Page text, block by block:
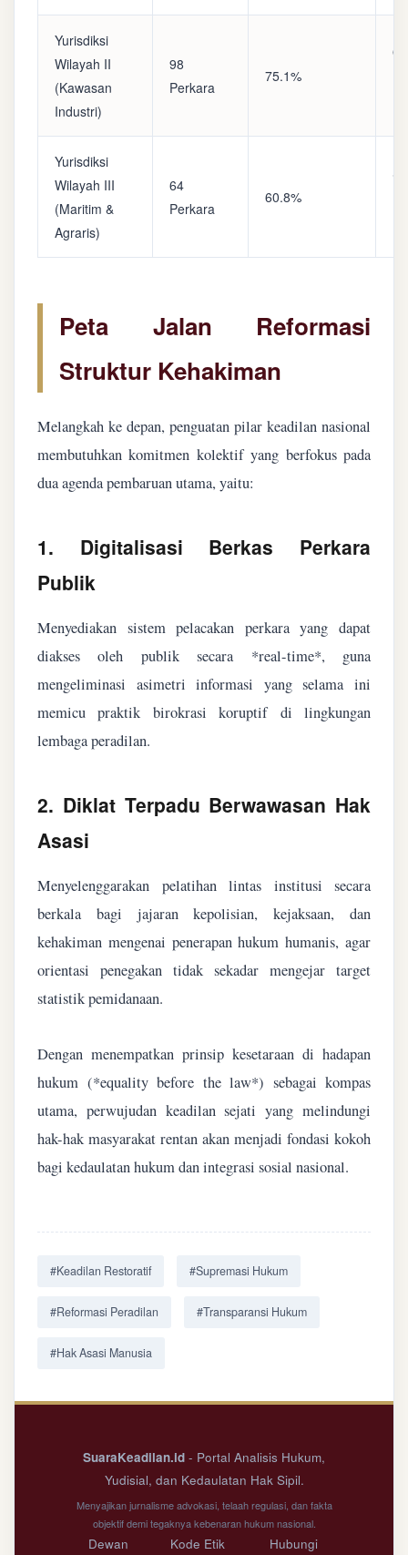
Yurisdiksi
Wilayah II
(Kawasan
Industri)
98
Perkara
75.1%
Yurisdiksi
Wilayah III
(Maritim &
Agraris)
64
Perkara
60.8%
Peta Jalan Reformasi
Struktur Kehakiman
Melangkah ke depan, penguatan pilar keadilan nasional
membutuhkan komitmen kolektif yang berfokus pada
dua agenda pembaruan utama, yaitu:
1. Digitalisasi Berkas Perkara
Publik
Menyediakan sistem pelacakan perkara yang dapat
diakses oleh publik secara *real-time*, guna
mengeliminasi asimetri informasi yang selama ini
memicu praktik birokrasi koruptif di lingkungan
lembaga peradilan.
2. Diklat Terpadu Berwawasan Hak
Asasi
Menyelenggarakan pelatihan lintas institusi secara
berkala bagi jajaran kepolisian, kejaksaan, dan
kehakiman mengenai penerapan hukum humanis, agar
orientasi penegakan tidak sekadar mengejar target
statistik pemidanaan.
Dengan menempatkan prinsip kesetaraan di hadapan
hukum (*equality before the law*) sebagai kompas
utama, perwujudan keadilan sejati yang melindungi
hak-hak masyarakat rentan akan menjadi fondasi kokoh
bagi kedaulatan hukum dan integrasi sosial nasional.
#Keadilan Restoratif #Supremasi Hukum
#Reformasi Peradilan #Transparansi Hukum
#Hak Asasi Manusia
SuaraKeadilan.id - Portal Analisis Hukum,
Yudisial, dan Kedaulatan Hak Sipil.
Menyajikan jurnalisme advokasi, telaah regulasi, dan fakta
objektif demi tegaknya kebenaran hukum nasional.
Dewan Kode Etik Hubungi